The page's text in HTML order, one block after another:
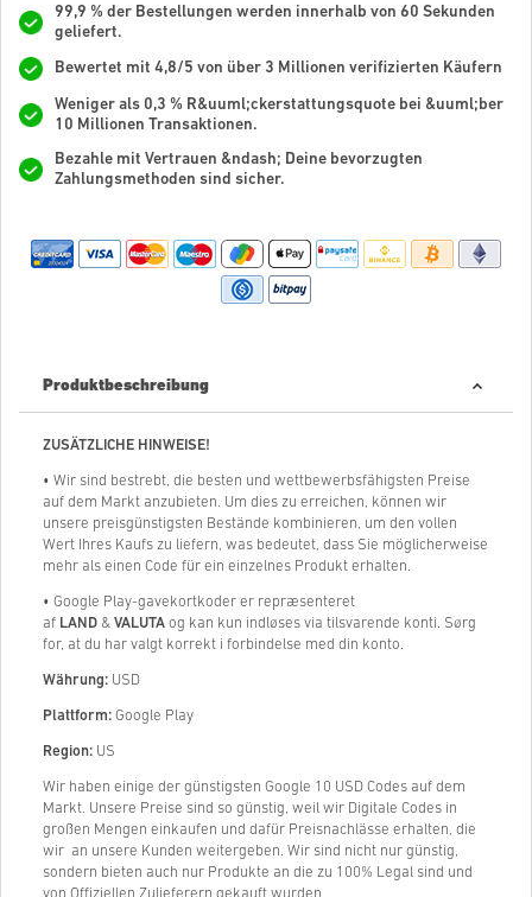
99,9 % der Bestellungen werden innerhalb von 60 Sekunden
geliefert.
Bewertet mit 4,8/5 von über 3 Millionen verifizierten Käufern
Weniger als 0,3 % R&uuml;ckerstattungsquote bei &uuml;ber
10 Millionen Transaktionen.
Bezahle mit Vertrauen &ndash; Deine bevorzugten
Zahlungsmethoden sind sicher.
Produktbeschreibung
ZUSÄTZLICHE HINWEISE!
• Wir sind bestrebt, die besten und wettbewerbsfähigsten Preise
auf dem Markt anzubieten. Um dies zu erreichen, können wir
unsere preisgünstigsten Bestände kombinieren, um den vollen
Wert Ihres Kaufs zu liefern, was bedeutet, dass Sie möglicherweise
mehr als einen Code für ein einzelnes Produkt erhalten.
• Google Play-gavekortkoder er repræsenteret
af LAND & VALUTA og kan kun indløses via tilsvarende konti. Sørg
for, at du har valgt korrekt i forbindelse med din konto.
Währung: USD
Plattform: Google Play
Region: US
Wir haben einige der günstigsten Google 10 USD Codes auf dem
Markt. Unsere Preise sind so günstig, weil wir Digitale Codes in
großen Mengen einkaufen und dafür Preisnachlässe erhalten, die
wir an unsere Kunden weitergeben. Wir sind nicht nur günstig,
sondern bieten auch nur Produkte an die zu 100% Legal sind und
von Offiziellen Zulieferern gekauft wurden.